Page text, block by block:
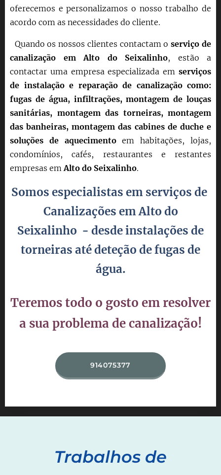
oferecemos e personalizamos o nosso trabalho de
acordo com as necessidades do cliente.
Quando os nossos clientes contactam oserviço de
canalização em Alto do Seixalinho, estão a
contactar uma empresa especializada em serviços
de instalação e reparação de canalização como:
fugas de água, infiltrações, montagem de louças
sanitárias, montagem das torneiras, montagem
das banheiras, montagem das cabines de duche e
soluções de aquecimentoem habitações, lojas,
condomínios, cafés, restaurantes e restantes
empresas em Alto do Seixalinho.
Somos especialistas em serviços de
Canalizações emAlto do
Seixalinho - desde instalações de
torneiras atédeteção de fugas de
água.
Teremos todo o gosto em resolver
a sua problema de canalização!
914075377
Trabalhos de